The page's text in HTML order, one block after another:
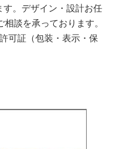
す。デザイン・設計お任
談を承っております。
可証（包装・表示・保